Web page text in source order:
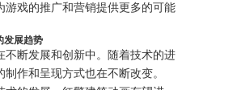
游戏的推广和营销提供更多的可能
发展趋势
不断发展和创新中。随着技术的进
制作和呈现方式也在不断改变。